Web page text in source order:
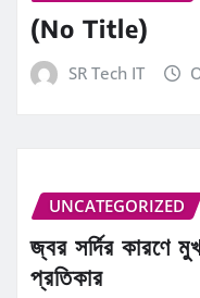
(No Title)
SR Tech IT
UNCATEGORIZED
জ্বর সর্দির কারণে
প্রতিকার